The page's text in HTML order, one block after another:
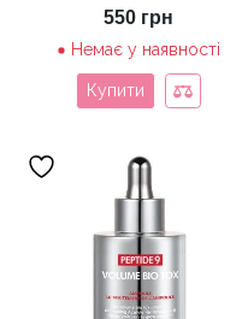
550 грн
Немає у наявності
Купити